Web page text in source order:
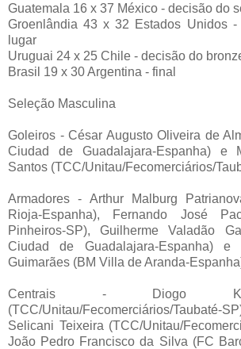
Guatemala 16 x 37 México - decisão do
Groenlândia 43 x 32 Estados Unidos
lugar
Uruguai 24 x 25 Chile - decisão do
Brasil 19 x 30 Argentina - final
Seleção Masculina
Goleiros - César Augusto Oliveira de
Ciudad de Guadalajara-Espanha) e
Santos (TCC/Unitau/Fecomerciários/
Armadores - Arthur Malburg
Rioja-Espanha), Fernando José
Pinheiros-SP), Guilherme Valadão
Ciudad de Guadalajara-Espanha) e
Guimarães (BM Villa de Aranda-
Centrais - Diogo
(TCC/Unitau/Fecomerciários/
Selicani Teixeira (TCC/Unitau/
João Pedro Francisco da Silva (FC